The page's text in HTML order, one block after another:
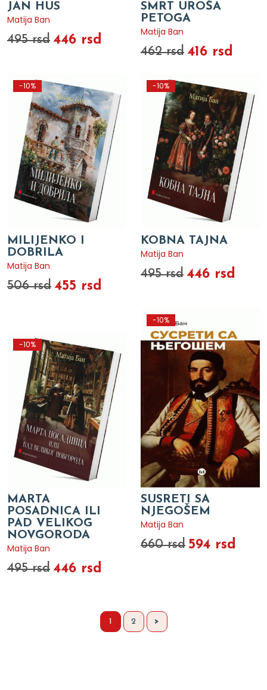
JAN HUS
Matija Ban
495 rsd 446 rsd
SMRT UROŠA
PETOGA
Matija Ban
462 rsd 416 rsd
-10%
MILIJENKO I
DOBRILA
Matija Ban
506 rsd 455 rsd
-10%
KOBNA TAJNA
Matija Ban
495 rsd 446 rsd
-10%
MARTA
POSADNICA ILI
PAD VELIKOG
NOVGORODA
Matija Ban
495 rsd 446 rsd
-10%
SUSRETI SA
NJEGOŠEM
Matija Ban
660 rsd 594 rsd
1 2 >